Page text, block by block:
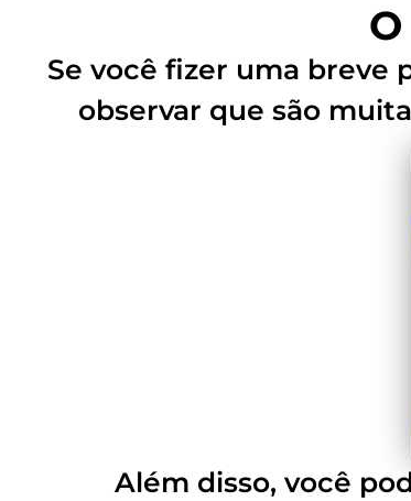
Se você fizer uma breve
observar que são
Além disso, você